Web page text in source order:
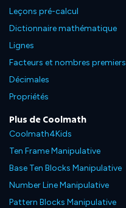
Leçons pré-calcul
Dictionnaire mathématique
Lignes
Facteurs et nombres premiers
Décimales
Propriétés
Plus de Coolmath
Coolmath4Kids
Ten Frame Manipulative
Base Ten Blocks Manipulative
Number Line Manipulative
Pattern Blocks Manipulative